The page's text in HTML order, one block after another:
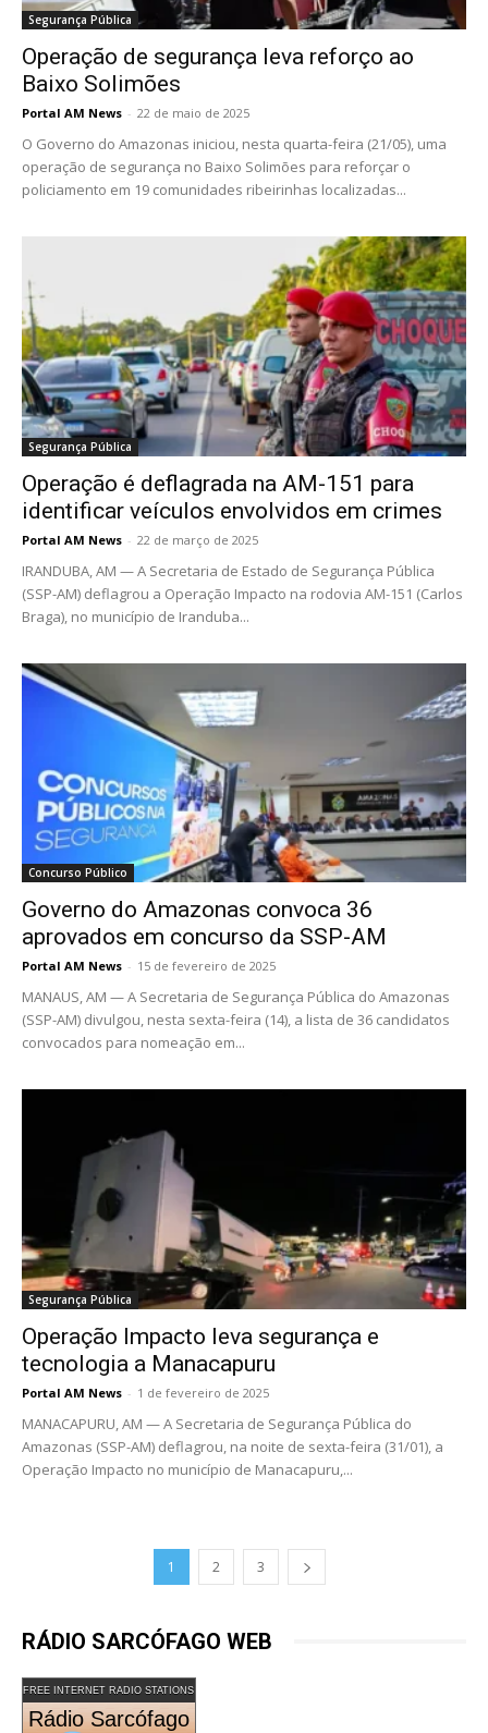
Segurança Pública
Operação de segurança leva reforço ao
Baixo Solimões
Portal AM News - 22 de maio de 2025
O Governo do Amazonas iniciou, nesta quarta-feira (21/05), uma
operação de segurança no Baixo Solimões para reforçar o
policiamento em 19 comunidades ribeirinhas localizadas...
Segurança Pública
Operação é deflagrada na AM-151 para
identificar veículos envolvidos em crimes
Portal AM News - 22 de março de 2025
IRANDUBA, AM — A Secretaria de Estado de Segurança Pública
(SSP-AM) deflagrou a Operação Impacto na rodovia AM-151 (Carlos
Braga), no município de Iranduba...
Concurso Público
Governo do Amazonas convoca 36
aprovados em concurso da SSP-AM
Portal AM News - 15 de fevereiro de 2025
MANAUS, AM — A Secretaria de Segurança Pública do Amazonas
(SSP-AM) divulgou, nesta sexta-feira (14), a lista de 36 candidatos
convocados para nomeação em...
Segurança Pública
Operação Impacto leva segurança e
tecnologia a Manacapuru
Portal AM News - 1 de fevereiro de 2025
MANACAPURU, AM — A Secretaria de Segurança Pública do
Amazonas (SSP-AM) deflagrou, na noite de sexta-feira (31/01), a
Operação Impacto no município de Manacapuru,...
1 2 3
RÁDIO SARCÓFAGO WEB
FREE INTERNET RADIO STATIONS
Rádio Sarcófago